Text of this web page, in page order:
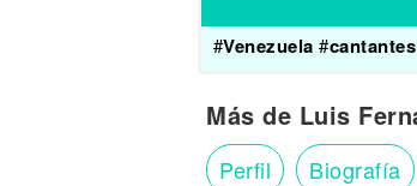
#Venezuela #cantantes
Más de Luis
Perfil Biografía